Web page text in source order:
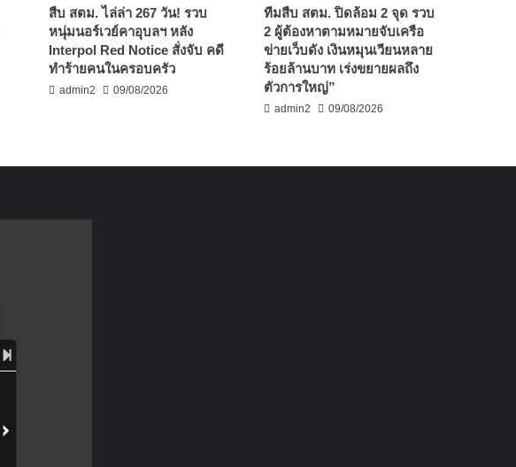
สืบ สตม. ไล่ล่า 267 วัน! รวบ
หนุ่มนอร์เวย์คาอุบลฯ หลัง
Interpol Red Notice สั่งจับ คดี
ทำร้ายคนในครอบครัว
admin2 09/08/2026
ทีมสืบ สตม. ปิดล้อม 2 จุด รวบ
2 ผู้ต้องหาตามหมายจับเครือ
ข่ายเว็บดัง เงินหมุนเวียนหลาย
ร้อยล้านบาท เร่งขยายผลถึง
ตัวการใหญ่”
admin2 09/08/2026